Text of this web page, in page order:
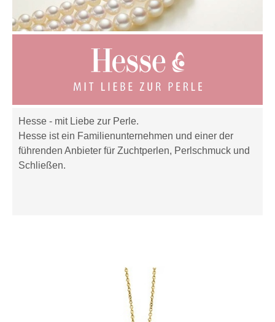
Hesse - mit Liebe zur Perle.
Hesse ist ein Familienunternehmen und einer der
führenden Anbieter für Zuchtperlen, Perlschmuck und
Schließen.